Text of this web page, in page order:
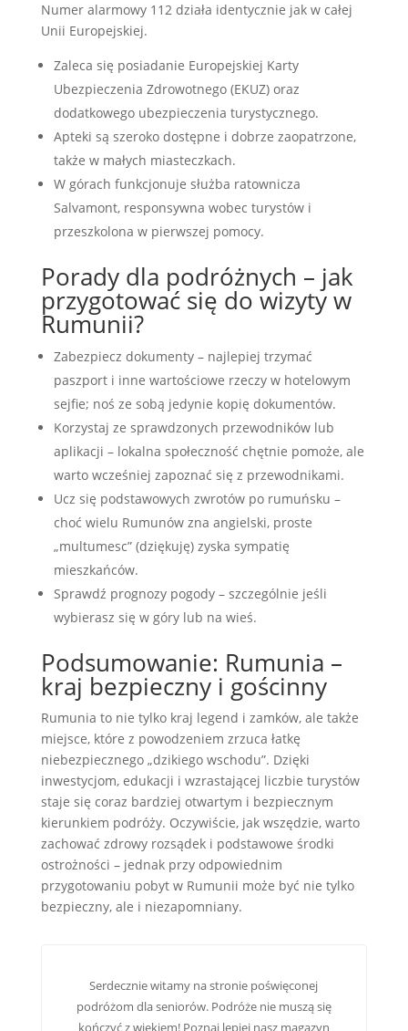
Numer alarmowy 112 działa identycznie jak w całej
Unii Europejskiej.
Zaleca się posiadanie Europejskiej Karty
Ubezpieczenia Zdrowotnego (EKUZ) oraz
dodatkowego ubezpieczenia turystycznego.
Apteki są szeroko dostępne i dobrze zaopatrzone,
także w małych miasteczkach.
W górach funkcjonuje służba ratownicza
Salvamont, responsywna wobec turystów i
przeszkolona w pierwszej pomocy.
Porady dla podróżnych – jak
przygotować się do wizyty w
Rumunii?
Zabezpiecz dokumenty – najlepiej trzymać
paszport i inne wartościowe rzeczy w hotelowym
sejfie; noś ze sobą jedynie kopię dokumentów.
Korzystaj ze sprawdzonych przewodników lub
aplikacji – lokalna społeczność chętnie pomoże, ale
warto wcześniej zapoznać się z przewodnikami.
Ucz się podstawowych zwrotów po rumuńsku –
choć wielu Rumunów zna angielski, proste
„multumesc” (dziękuję) zyska sympatię
mieszkańców.
Sprawdź prognozy pogody – szczególnie jeśli
wybierasz się w góry lub na wieś.
Podsumowanie: Rumunia –
kraj bezpieczny i gościnny
Rumunia to nie tylko kraj legend i zamków, ale także
miejsce, które z powodzeniem zrzuca łatkę
niebezpiecznego „dzikiego wschodu”. Dzięki
inwestycjom, edukacji i wzrastającej liczbie turystów
staje się coraz bardziej otwartym i bezpiecznym
kierunkiem podróży. Oczywiście, jak wszędzie, warto
zachować zdrowy rozsądek i podstawowe środki
ostrożności – jednak przy odpowiednim
przygotowaniu pobyt w Rumunii może być nie tylko
bezpieczny, ale i niezapomniany.
Serdecznie witamy na stronie poświęconej
podróżom dla seniorów. Podróże nie muszą się
kończyć z wiekiem! Poznaj lepiej nasz magazyn